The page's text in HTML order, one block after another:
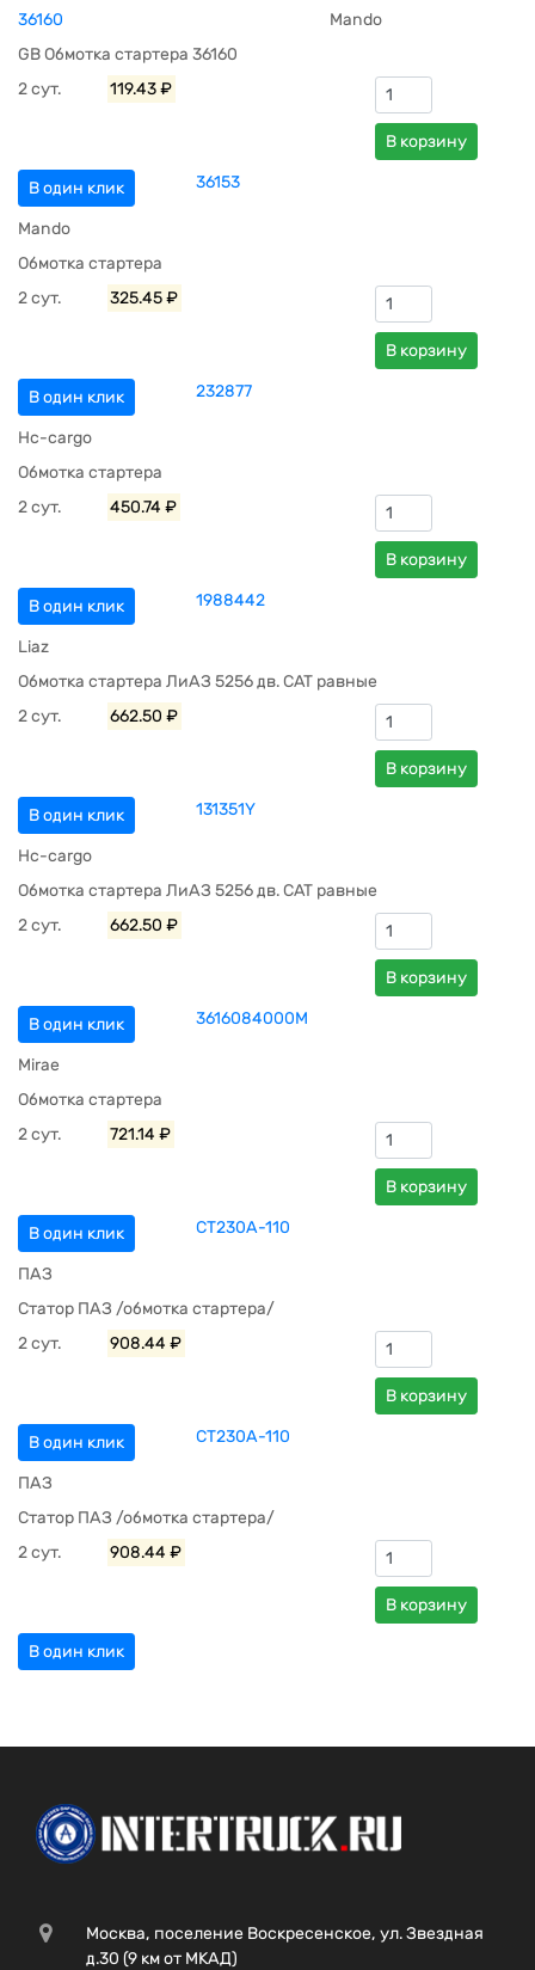
36160
Mando
GB Обмотка стартера 36160
2 сут.
119.43 ₽
В корзину
В один клик 36153
Mando
Обмотка стартера
2 сут.
325.45 ₽
В корзину
В один клик 232877
Hc-cargo
Обмотка стартера
2 сут.
450.74 ₽
В корзину
В один клик 1988442
Liaz
Обмотка стартера ЛиАЗ 5256 дв. САТ равные
2 сут.
662.50 ₽
В корзину
В один клик 131351Y
Hc-cargo
Обмотка стартера ЛиАЗ 5256 дв. САТ равные
2 сут.
662.50 ₽
В корзину
В один клик 3616084000M
Mirae
Обмотка стартера
2 сут.
721.14 ₽
В корзину
В один клик СТ230А-110
ПАЗ
Статор ПАЗ /обмотка стартера/
2 сут.
908.44 ₽
В корзину
В один клик СТ230А-110
ПАЗ
Статор ПАЗ /обмотка стартера/
2 сут.
908.44 ₽
В корзину
В один клик
Москва, поселение Воскресенское, ул. Звездная
д.30 (9 км от МКАД)